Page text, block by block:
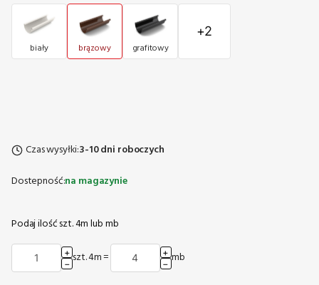
biały brązowy grafitowy
+2
Czas wysyłki:3-10 dni roboczych
Dostepność:na magazynie
Podaj ilość szt. 4m lub mb
+
− szt. 4m=
+
− mb